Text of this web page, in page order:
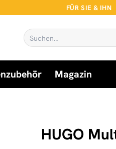
FÜR SIE & IHN
Suchen
nach:
Magazin
HUGO